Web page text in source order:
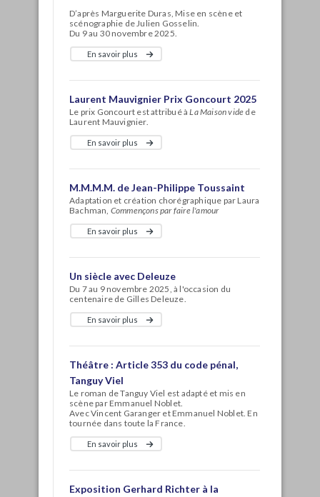
D’après Marguerite Duras, Mise en scène et
scénographie de Julien Gosselin.
Du 9 au 30 novembre 2025.
En savoir plus
Laurent Mauvignier Prix Goncourt 2025
Le prix Goncourt est attribué àLa Maison vide de
Laurent Mauvignier.
En savoir plus
M.M.M.M. de Jean-Philippe Toussaint
Adaptation et création chorégraphique par Laura
Bachman, Commençons par faire l'amour
En savoir plus
Un siècle avec Deleuze
Du 7 au 9 novembre 2025, à l'occasion du
centenaire de Gilles Deleuze.
En savoir plus
Théâtre : Article 353 du code pénal,
Tanguy Viel
Le roman de Tanguy Viel est adapté et mis en
scène par Emmanuel Noblet.
Avec Vincent Garanger et Emmanuel Noblet. En
tournée dans toute la France.
En savoir plus
Exposition Gerhard Richter à la